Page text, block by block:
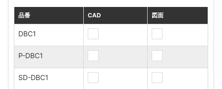
品番 CAD 図面
DBC1
P-DBC1
SD-DBC1